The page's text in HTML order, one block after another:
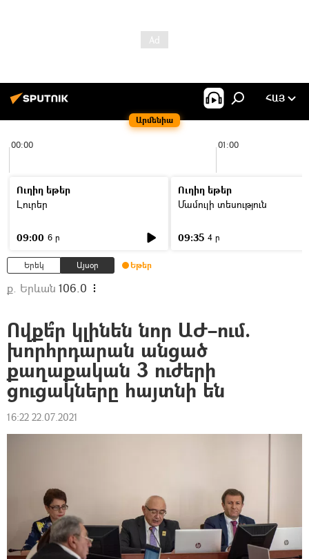
Արմենիա
ՀԱՅ
00:00 01:00
Ուղիղ եթեր
Լուրեր
09:00 6 ր
Ուղիղ եթեր
Մամուլի տեսություն
09:35 4 ր
Երեկ Այսօր Եթեր
ք. Երևան 106.0
Ովքե՞ր կլինեն նոր ԱԺ–ում.
խորհրդարան անցած
քաղաքական 3 ուժերի
ցուցակները հայտնի են
16:22 22.07.2021